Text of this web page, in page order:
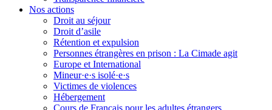
Nos actions
Droit au séjour
Droit d’asile
Rétention et expulsion
Personnes étrangères en prison : La Cimade agit
Europe et International
Mineur·e·s isolé·e·s
Victimes de violences
Hébergement
Cours de Français pour les adultes étrangers